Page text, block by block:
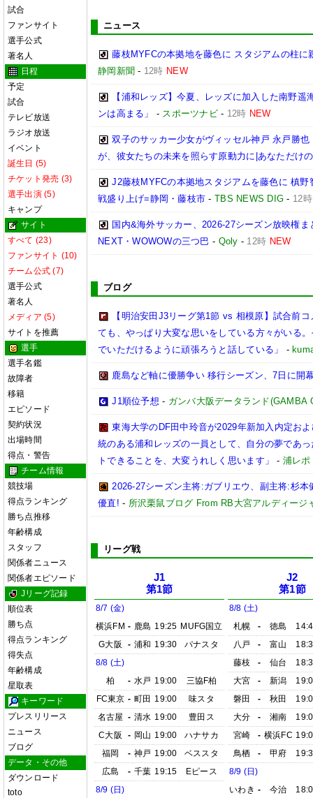
試合
ファンサイト
選手公式
著名人
日程
予定
試合
テレビ放送
ラジオ放送
イベント
誕生日 (5)
チケット発売 (3)
選手出演 (5)
キャンプ
サイト
すべて (23)
ファンサイト (10)
チーム公式 (7)
選手公式
著名人
メディア (5)
サイトを推薦
選手
選手名鑑
故障者
移籍
エピソード
契約状況
出場時間
得点・警告
チーム情報
競技場
得点ランキング
勝ち点推移
年齢構成
スタッフ
関係者ニュース
関係者エピソード
Jリーグ記録
順位表
勝ち点
得点ランキング
得失点
年齢構成
星取表
キーワード
プレスリリース
ニュース
ブログ
データ・その他
ダウンロード
toto
ニュース
藤枝MYFCの本拠地を藤色に スタジアムの柱
静岡新聞 - 12時 NEW
【浦和レッズ】今夏、レッズに加入した南野
ンは高まる」
- スポーツナビ - 12時 NEW
双子のサッカー少女がヴィッセル神戸 永戸勝
が、彼女たちの未来を照らす原動力に|あなただけ
J2藤枝MYFCの本拠地スタジアムを藤色に 槙
戦盛り上げ=静岡・藤枝市 -TBS NEWS DIG - 12時
国内&海外サッカー、2026-27シーズン放映権
NEXT・WOWOWの三つ巴 - Qoly - 12時 NEW
ブログ
【明治安田J3リーグ第1節 vs 相模原】試合前
ても、やっぱり大変な思いをしている方々がいる
でいただけるように頑張ろうと話している」
-
鹿島など軸に優勝争い 移行シーズン、7日に開
J1順位予想 - ガンバ大阪データランド(GAMBA
東海大学のDF田中玲音が2029年新加入内定お
統のある浦和レッズの一員として、自分の夢であ
トできることを、大変うれしく思います」
- 浦レ
2026-27シーズン主将:ガブリエウ、副主将:杉
優直! - 所沢栗鼠ブログ From RB大宮アルディージ
リーグ戦
J1
第1節
8/7 (金)
横浜FM - 鹿島 19:25 MUFG国立
G大阪
- 浦和 19:30
パナスタ
8/8 (土)
柏
- 水戸 19:00
三協F柏
FC東京 - 町田 19:00
味スタ
名古屋 - 清水 19:00
豊田ス
C大阪
- 岡山 19:00
ハナサカ
福岡
- 神戸 19:00
ベススタ
広島
- 千葉 19:15
Eピース
8/9 (日)
J2
第1節
8/8 (土)
札幌
- 徳島
八戸
- 富山
藤枝
- 仙台
大宮
- 新潟
磐田
- 秋田
大分
- 湘南
宮崎
- 横浜FC
鳥栖
- 甲府
8/9 (日)
いわき - 今治